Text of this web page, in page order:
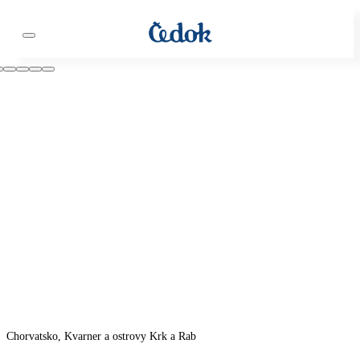
Chorvatsko, Kvarner a ostrovy Krk a Rab